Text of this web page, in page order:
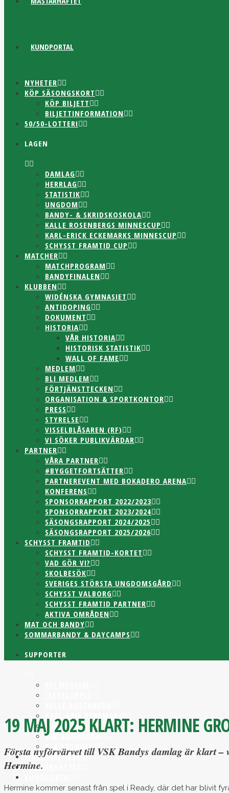
KUNDPORTAL
NYHETER
KÖP SÄSONGSKORT
KÖP BILJETT
BILJETTINFORMATION
50/50-LOTTERI
LAGEN
DAMLAG
HERRLAG
STATISTIK
UNGDOM
BANDY- & SKRIDSKOSKOLA
KALLE ROSENBERGS MINNESCUP
KARL-ERICK ECKEMARKS MINNESCUP
SCHYSST FRAMTID CUP
MATCHER
MATCHPROGRAM
BANDYFINALEN
KLUBBEN
WIDÉNSKA GYMNASIET
ANTIDOPING
DOKUMENT
HISTORIA
VÅR HISTORIA
HISTORISK STATISTIK
WALL OF FAME
MEDLEM
BLI MEDLEM
FÖRTJÄNSTTECKEN
ORGANISATION & SPORTKONTOR
PRESS
STYRELSE
VISSELBLÅSAREN (RF)
VI SÖKER PUBLIKVÄRDAR
PARTNER
VÅRA PARTNER
#BYGGETFORTSÄTTER
PARTNEREVENT MED BOKADERO ARENA
KONFERENS
SPONSORRAPPORT 2022/2023
SPONSORRAPPORT 2023/2024
SÄSONGSRAPPORT 2024/2025
SÄSONGSRAPPORT 2025/2026
SCHYSST FRAMTID
SCHYSST FRAMTID-KORTET
VAD GÖR VI?
SKOLBESÖK
SVERIGES STÖRSTA UNGDOMSGÅRD
SCHYSST VALBORG
SCHYSST FRAMTID PARTNER
AKTIVA OMRÅDEN
MAT OCH BANDY
SOMMARBANDY & DAYCAMPS
SUPPORTER
VSK SPORTS
VSK VÄNNERNA
VSK FOTBOLL
MÄSTARKLUBBEN
MÄSTARHÄFTET
19 MAJ 2025KLART: HERMINE
Första nyförvärvet till VSK Bandys damlag är klart
Hermine.
Hermine kommer senast från spel i Ready, där det har blivit